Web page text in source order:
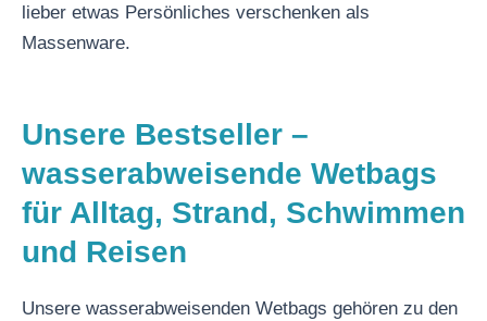
lieber etwas Persönliches verschenken als
Massenware.
Unsere Bestseller –
wasserabweisende Wetbags
für Alltag, Strand, Schwimmen
und Reisen
Unsere wasserabweisenden Wetbags gehören zu den